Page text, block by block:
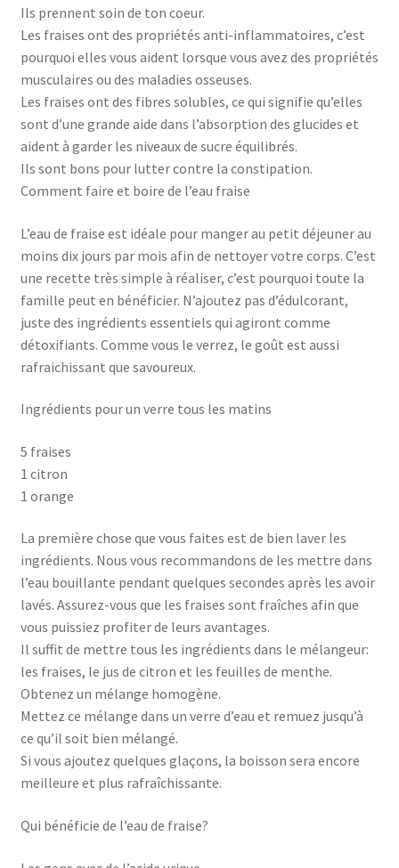
Ils prennent soin de ton coeur.
Les fraises ont des propriétés anti-inflammatoires, c’est
pourquoi elles vous aident lorsque vous avez des propriétés
musculaires ou des maladies osseuses.
Les fraises ont des fibres solubles, ce qui signifie qu’elles
sont d’une grande aide dans l’absorption des glucides et
aident à garder les niveaux de sucre équilibrés.
Ils sont bons pour lutter contre la constipation.
Comment faire et boire de l’eau fraise
L’eau de fraise est idéale pour manger au petit déjeuner au
moins dix jours par mois afin de nettoyer votre corps. C’est
une recette très simple à réaliser, c’est pourquoi toute la
famille peut en bénéficier. N’ajoutez pas d’édulcorant,
juste des ingrédients essentiels qui agiront comme
détoxifiants. Comme vous le verrez, le goût est aussi
rafraichissant que savoureux.
Ingrédients pour un verre tous les matins
5 fraises
1 citron
1 orange
La première chose que vous faites est de bien laver les
ingrédients. Nous vous recommandons de les mettre dans
l’eau bouillante pendant quelques secondes après les avoir
lavés. Assurez-vous que les fraises sont fraîches afin que
vous puissiez profiter de leurs avantages.
Il suffit de mettre tous les ingrédients dans le mélangeur:
les fraises, le jus de citron et les feuilles de menthe.
Obtenez un mélange homogène.
Mettez ce mélange dans un verre d’eau et remuez jusqu’à
ce qu’il soit bien mélangé.
Si vous ajoutez quelques glaçons, la boisson sera encore
meilleure et plus rafraîchissante.
Qui bénéficie de l’eau de fraise?